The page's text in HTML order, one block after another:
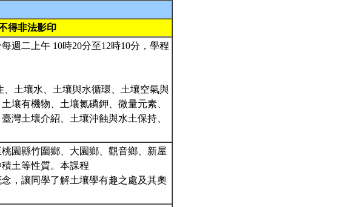
得非法影印
週二上午 10時20分至12時10分，學程
土壤水、土壤與水循環、土壤空氣與
壤有機物、土壤氮磷鉀、微量元素、
灣土壤介紹、土壤沖蝕與水土保持、
園縣竹圍鄉、大園鄉、觀音鄉、新屋
土等性質。本課程
，讓同學了解土壤學有趣之處及其奧